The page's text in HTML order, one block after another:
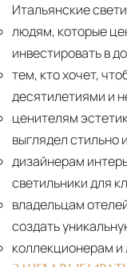
Итальянские
людям, которые
инвестировать в
тем, кто хочет,
десятилетиями и
ценителям
выглядел стильно
дизайнерам
светильники для
владельцам
создать
коллекционерам